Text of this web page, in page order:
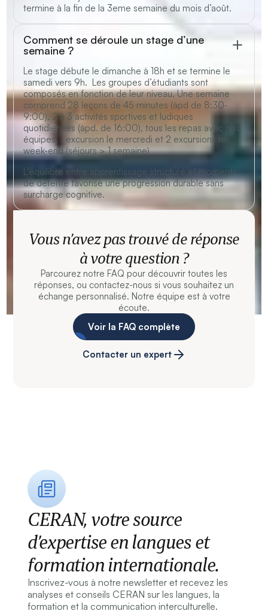
termine à la fin de la 3eme semaine du mois d’août.
Comment se déroule un stage d’une
semaine ?
Le stage débute le dimanche à 18h et se termine le
samedi vers 9h. Les groupes d’étudiants sont
composés en fonction de leur niveau. Une semaine
comprend 28 leçons de 45 minutes (àpd de 8:30-
9:00), 2 à 3 activités sportives et ludiques
quotidiennes (àpd. de 16:00), tous les repas avec nos
équipes, 1 excursion le mercredi et 2 excursions le
week-end (séjours > 1 semaine)
L’équilibre entre apprentissage structuré et moments
de détente favorise une progression durable sans
surcharge cognitive.
Vous n’avez pas trouvé de réponse
à votre question ?
Parcourez notre FAQ pour découvrir toutes les
réponses, ou contactez-nous si vous souhaitez un
échange personnalisé. Notre équipe est à votre
écoute.
Voir la FAQ complète
Contacter un expert
CERAN, votre source
d’expertise en langues et
formation internationale.
Inscrivez-vous à notre newsletter et recevez les
analyses et conseils CERAN sur les langues, la
formation et la communication interculturelle.